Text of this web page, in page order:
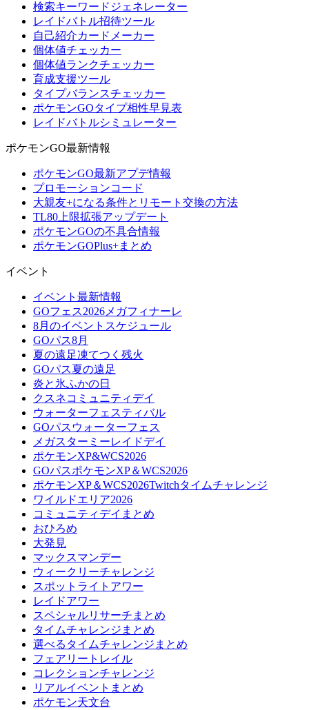
検索キーワードジェネレーター
レイドバトル招待ツール
自己紹介カードメーカー
個体値チェッカー
個体値ランクチェッカー
育成支援ツール
タイプバランスチェッカー
ポケモンGOタイプ相性早見表
レイドバトルシミュレーター
ポケモンGO最新情報
ポケモンGO最新アプデ情報
プロモーションコード
大親友+になる条件とリモート交換の方法
TL80上限拡張アップデート
ポケモンGOの不具合情報
ポケモンGOPlus+まとめ
イベント
イベント最新情報
GOフェス2026メガフィナーレ
8月のイベントスケジュール
GOパス8月
夏の遠足凍てつく残火
GOパス夏の遠足
炎と氷ふかの日
クスネコミュニティデイ
ウォーターフェスティバル
GOパスウォーターフェス
メガスターミーレイドデイ
ポケモンXP&WCS2026
GOパスポケモンXP＆WCS2026
ポケモンXP＆WCS2026Twitchタイムチャレンジ
ワイルドエリア2026
コミュニティデイまとめ
おひろめ
大発見
マックスマンデー
ウィークリーチャレンジ
スポットライトアワー
レイドアワー
スペシャルリサーチまとめ
タイムチャレンジまとめ
選べるタイムチャレンジまとめ
フェアリートレイル
コレクションチャレンジ
リアルイベントまとめ
ポケモン天文台